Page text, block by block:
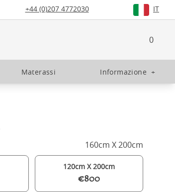
+44 (0)207 4772030 IT
0
Materassi Informazione +
160cm X 200cm
120cm X 200cm
€800